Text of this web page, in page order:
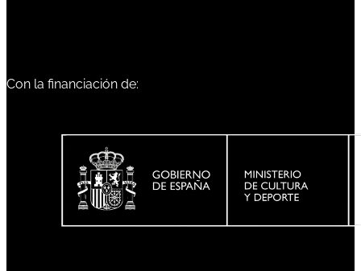
Con la financiación de: